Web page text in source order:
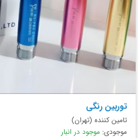
توربین رنگی
تامین کننده (تهران)
موجودی: موجود در انبار